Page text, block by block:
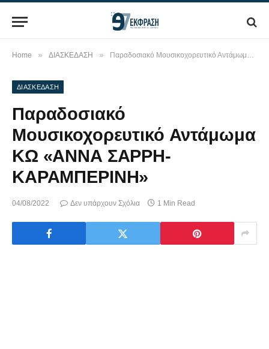
Home » ΔΙΑΣΚΕΔΑΣΗ » Παραδοσιακό Μουσικοχορευτικό Αντάμωμα ΚΩ «ΑΝΝΑ ΣΑΡΡΗ-ΚΑΡΑΜΠΕΡΙΝΗ»
ΔΙΑΣΚΕΔΑΣΗ
Παραδοσιακό
Μουσικοχορευτικό Αντάμωμα
ΚΩ «ΑΝΝΑ ΣΑΡΡΗ-
ΚΑΡΑΜΠΕΡΙΝΗ»
04/08/2022 Δεν υπάρχουν Σχόλια 1 Min Read